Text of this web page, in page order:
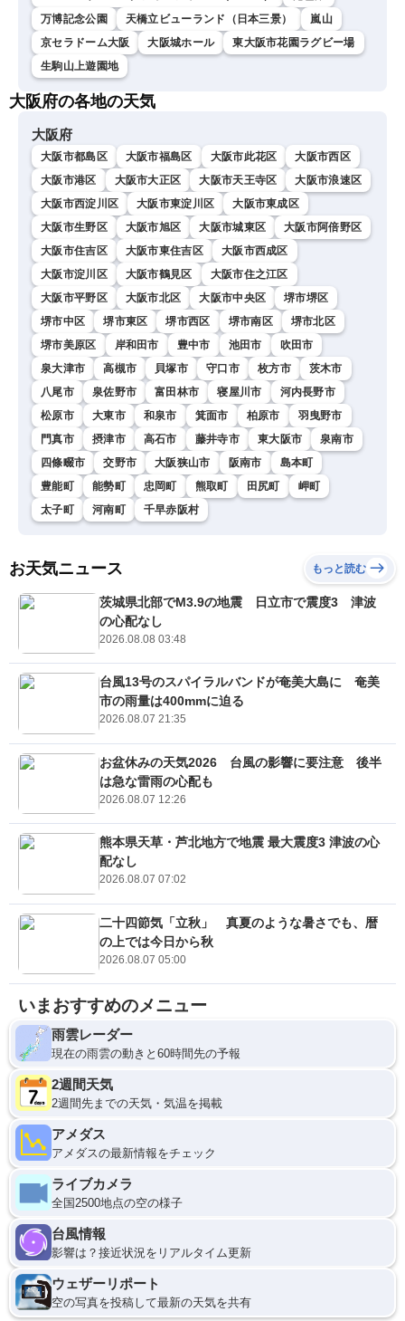
万博記念公園
天橋立ビューランド（日本三景）
嵐山
京セラドーム大阪
大阪城ホール
東大阪市花園ラグビー場
生駒山上遊園地
大阪府の各地の天気
大阪府
大阪市都島区 大阪市福島区 大阪市此花区
大阪市西区
大阪市港区
大阪市大正区 大阪市天王寺区
大阪市浪速区
大阪市西淀川区
大阪市東淀川区
大阪市東成区
大阪市生野区
大阪市旭区 大阪市城東区
大阪市阿倍野区
大阪市住吉区
大阪市東住吉区
大阪市西成区
大阪市淀川区
大阪市鶴見区
大阪市住之江区
大阪市平野区
大阪市北区 大阪市中央区
堺市堺区
堺市中区
堺市東区 堺市西区 堺市南区
堺市北区
堺市美原区
岸和田市 豊中市 池田市
吹田市
泉大津市
高槻市 貝塚市 守口市 枚方市
茨木市
八尾市
泉佐野市 富田林市 寝屋川市
河内長野市
松原市
大東市 和泉市 箕面市 柏原市
羽曳野市
門真市
摂津市 高石市 藤井寺市 東大阪市
泉南市
四條畷市
交野市 大阪狭山市 阪南市
島本町
豊能町
能勢町 忠岡町 熊取町 田尻町
岬町
太子町
河南町 千早赤阪村
お天気ニュース もっと読む
茨城県北部でM3.9の地震 日立市で震度3 津波
の心配なし
2026.08.08 03:48
台風13号のスパイラルバンドが奄美大島に 奄美
市の雨量は400mmに迫る
2026.08.07 21:35
お盆休みの天気2026 台風の影響に要注意 後半
は急な雷雨の心配も
2026.08.07 12:26
熊本県天草・芦北地方で地震 最大震度3 津波の心
配なし
2026.08.07 07:02
二十四節気「立秋」 真夏のような暑さでも、暦
の上では今日から秋
2026.08.07 05:00
いまおすすめのメニュー
雨雲レーダー
現在の雨雲の動きと60時間先の予報
2週間天気
2週間先までの天気・気温を掲載
アメダス
アメダスの最新情報をチェック
ライブカメラ
全国2500地点の空の様子
台風情報
影響は？接近状況をリアルタイム更新
ウェザーリポート
空の写真を投稿して最新の天気を共有